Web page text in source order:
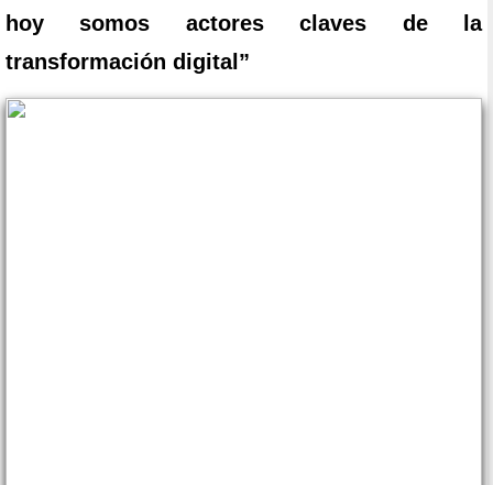
hoy somos actores claves de la
transformación digital”